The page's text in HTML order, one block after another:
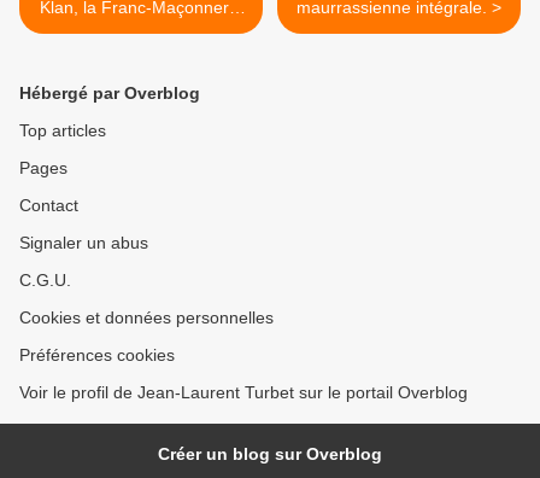
Klan, la Franc-Maçonnerie
et le REAA.
maurrassienne intégrale. >
Hébergé par Overblog
Top articles
Pages
Contact
Signaler un abus
C.G.U.
Cookies et données personnelles
Préférences cookies
Voir le profil de Jean-Laurent Turbet sur le portail Overblog
Créer un blog sur Overblog